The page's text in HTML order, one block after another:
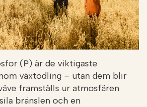
(P) är de viktigaste
växtodling – utan dem blir
framställs ur atmosfären
bränslen och en